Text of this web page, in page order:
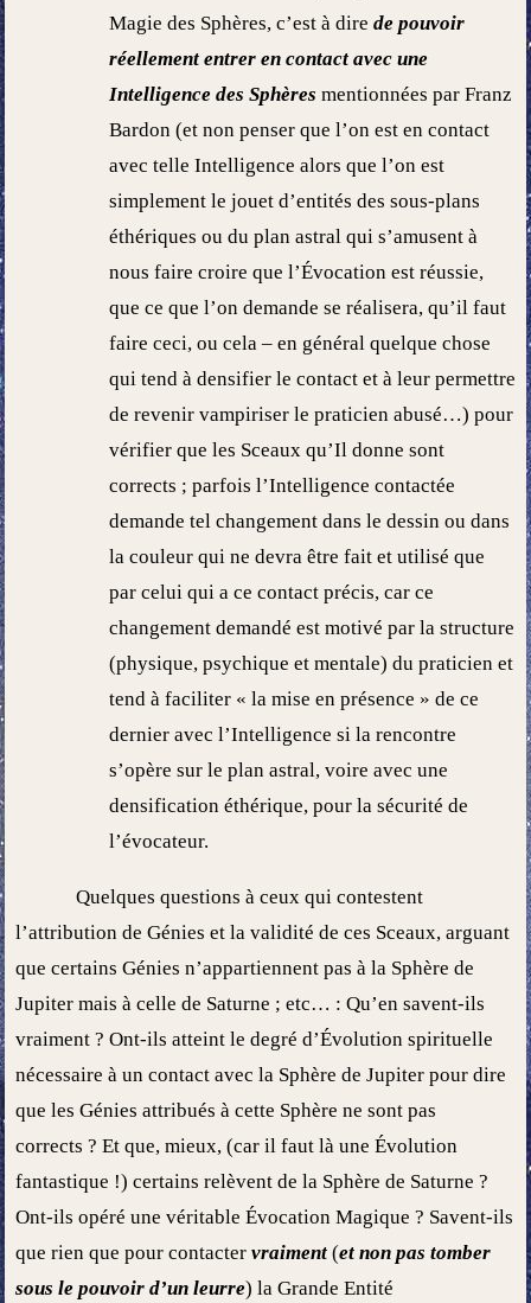
Magie des Sphères, c’est à dire de pouvoir
réellement entrer en contact avec une
Intelligence des Sphères mentionnées par Franz
Bardon (et non penser que l’on est en contact
avec telle Intelligence alors que l’on est
simplement le jouet d’entités des sous-plans
éthériques ou du plan astral qui s’amusent à
nous faire croire que l’Évocation est réussie,
que ce que l’on demande se réalisera, qu’il faut
faire ceci, ou cela – en général quelque chose
qui tend à densifier le contact et à leur permettre
de revenir vampiriser le praticien abusé…) pour
vérifier que les Sceaux qu’Il donne sont
corrects ; parfois l’Intelligence contactée
demande tel changement dans le dessin ou dans
la couleur qui ne devra être fait et utilisé que
par celui qui a ce contact précis, car ce
changement demandé est motivé par la structure
(physique, psychique et mentale) du praticien et
tend à faciliter « la mise en présence » de ce
dernier avec l’Intelligence si la rencontre
s’opère sur le plan astral, voire avec une
densification éthérique, pour la sécurité de
l’évocateur.
Quelques questions à ceux qui contestent
l’attribution de Génies et la validité de ces Sceaux, arguant
que certains Génies n’appartiennent pas à la Sphère de
Jupiter mais à celle de Saturne ; etc… : Qu’en savent-ils
vraiment ? Ont-ils atteint le degré d’Évolution spirituelle
nécessaire à un contact avec la Sphère de Jupiter pour dire
que les Génies attribués à cette Sphère ne sont pas
corrects ? Et que, mieux, (car il faut là une Évolution
fantastique !) certains relèvent de la Sphère de Saturne ?
Ont-ils opéré une véritable Évocation Magique ? Savent-ils
que rien que pour contactervraiment (et non pas tomber
sous le pouvoir d’un leurre) la Grande Entité